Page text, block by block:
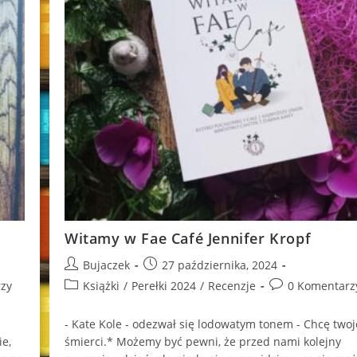
Witamy w Fae Café Jennifer Kropf
Post
author:
Bujaczek
Post
published:
27 października, 2024
PostKsiążki / Perełki 2024 / Recenzje
Post0
- Kate Kole - odezwał się lodowatym tonem - Chcę
śmierci.* Możemy być pewni, że przed nami kolejny